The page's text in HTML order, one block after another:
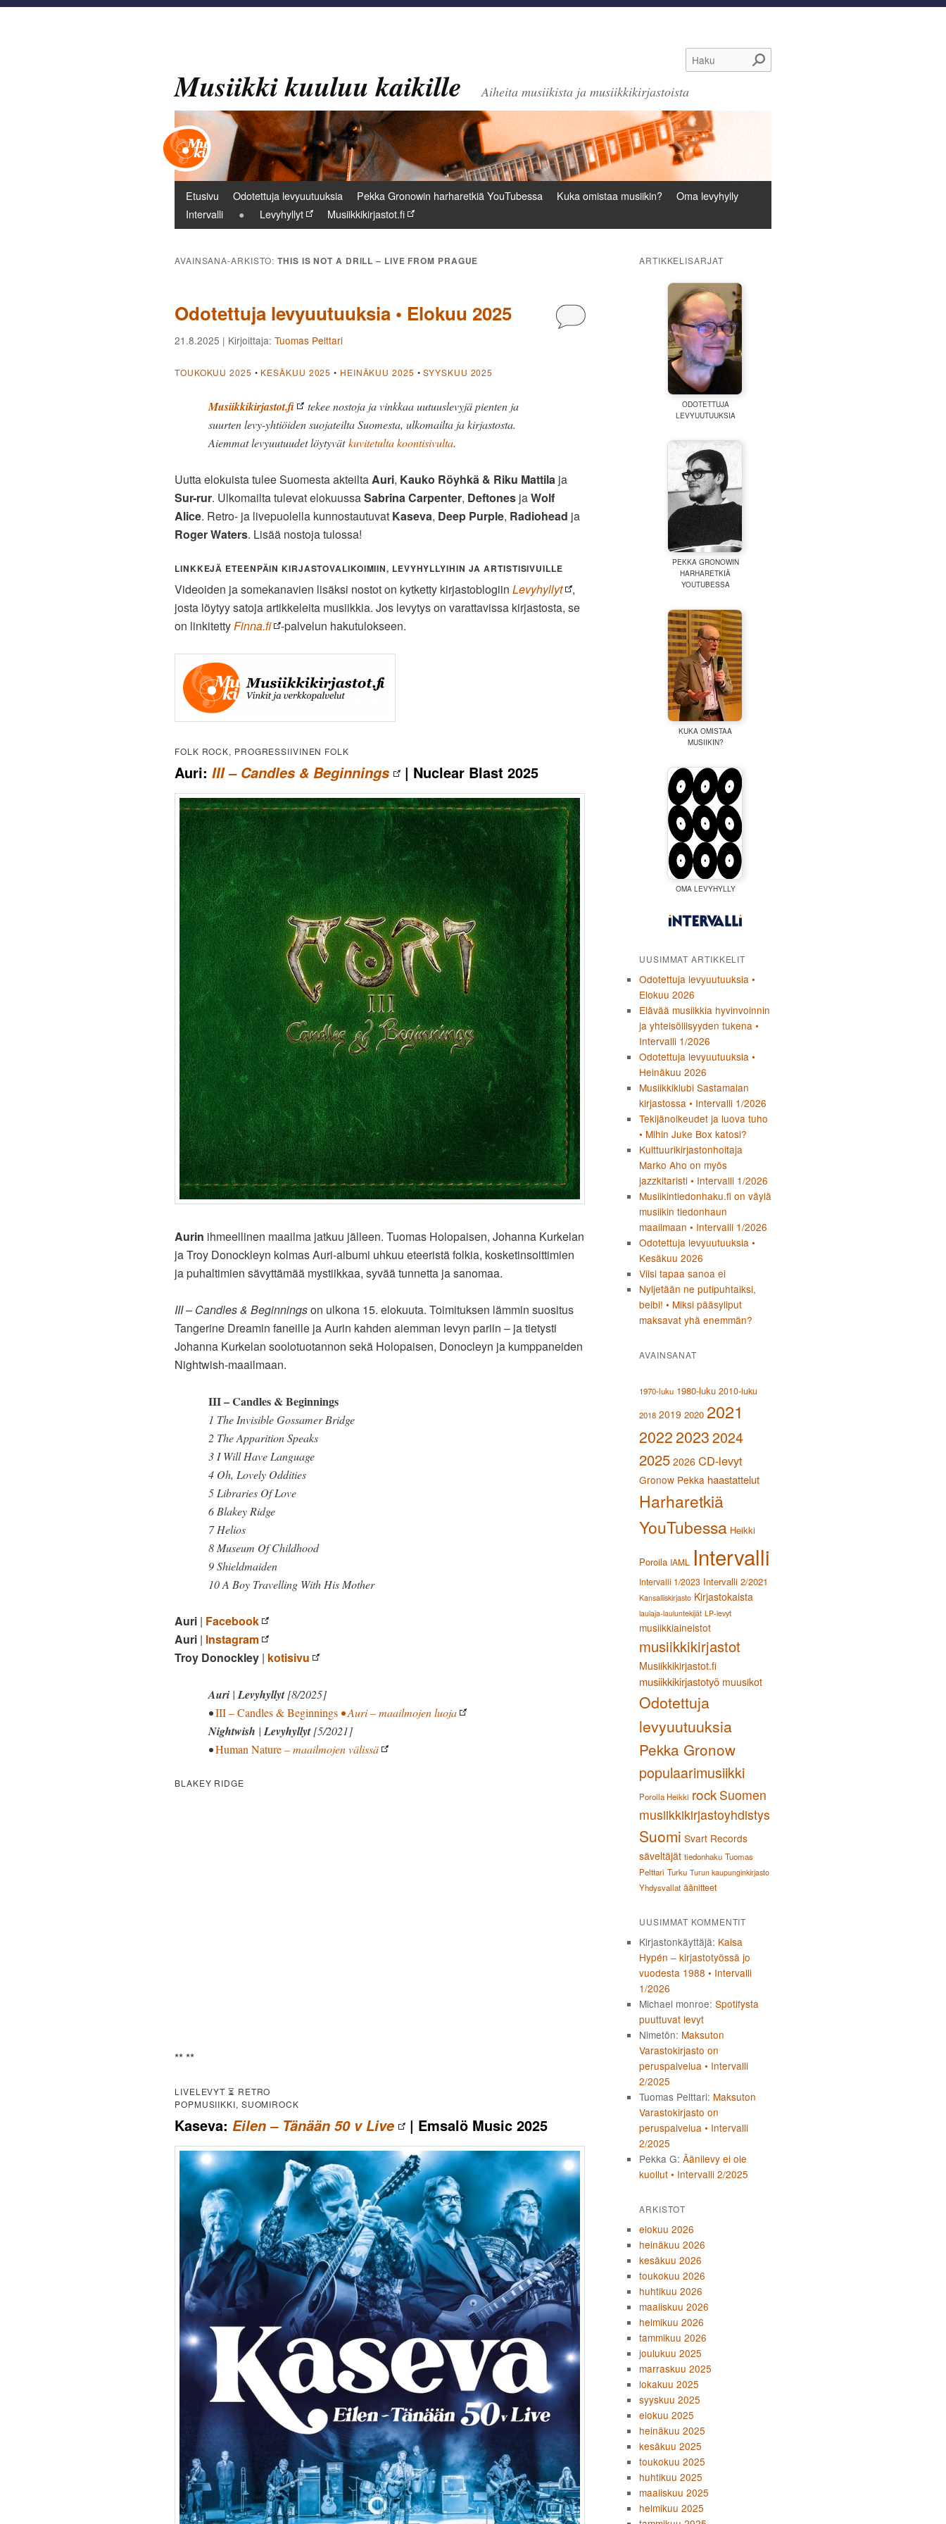
Haku
Musiikki kuuluu kaikille Aiheita musiikista ja musiikkikirjastoista
Päävalikko
Etusivu Odotettuja levyuutuuksia Pekka Gronowin harharetkiä YouTubessa Kuka omistaa musiikin?
Oma levyhylly
Intervalli
Levyhyllyt Musiikkikirjastot.fi
AVAINSANA-ARKISTO:THIS IS NOT A DRILL – LIVE FROM PRAGUE
Odotettuja levyuutuuksia • Elokuu 2025 Kommentoi
21.8.2025 | Kirjoittaja: Tuomas Pelttari
TOUKOKUU 2025 • KESÄKUU 2025 • HEINÄKUU 2025 •SYYSKUU 2025
Musiikkikirjastot.fi
tekee nostoja ja vinkkaa uutuuslevyjä pienten ja
suurten levy-yhtiöiden suojateilta Suomesta, ulkomailta ja kirjastosta.
Aiemmat levyuutuudet löytyvätkuvitetulta koontisivulta.
Uutta elokuista tulee Suomesta akteiltaAuri, Kauko Röyhkä & Riku Mattila ja
Sur-rur. Ulkomailta tulevat elokuussaSabrina Carpenter, Deftones jaWolf
Alice. Retro- ja livepuolella kunnostautuvat Kaseva, Deep Purple, Radiohead ja
Roger Waters. Lisää nostoja tulossa!
LINKKEJÄ ETEENPÄIN KIRJASTOVALIKOIMIIN, LEVYHYLLYIHIN JA ARTISTISIVUILLE
Videoiden ja somekanavien lisäksi nostot on kytketty kirjastoblogiin Levyhyllyt
,
josta löytyy satoja artikkeleita musiikkia. Jos levytys on varattavissa kirjastosta, se
on linkitettyFinna.fi -palvelun hakutulokseen.
FOLK ROCK, PROGRESSIIVINEN FOLK
Auri: III – Candles & Beginnings | Nuclear Blast 2025
Aurin ihmeellinen maailma jatkuu jälleen. Tuomas Holopaisen, Johanna Kurkelan
ja Troy Donockleyn kolmas Auri-albumi uhkuu eteeristä folkia, kosketinsoittimien
ja puhaltimien sävyttämää mystiikkaa, syvää tunnetta ja sanomaa.
III – Candles & Beginningson ulkona 15. elokuuta. Toimituksen lämmin suositus
Tangerine Dreamin faneille ja Aurin kahden aiemman levyn pariin – ja tietysti
Johanna Kurkelan soolotuotannon sekä Holopaisen, Donocleyn ja kumppaneiden
Nightwish-maailmaan.
III – Candles & Beginnings
1 The Invisible Gossamer Bridge
2 The Apparition Speaks
3 I Will Have Language
4 Oh, Lovely Oddities
5 Libraries Of Love
6 Blakey Ridge
7 Helios
8 Museum Of Childhood
9 Shieldmaiden
10 A Boy Travelling With His Mother
Auri | Facebook
Auri | Instagram
Troy Donockley | kotisivu
Auri | Levyhyllyt[8/2025]
•III – Candles & Beginnings • Auri – maailmojen luoja
Nightwish | Levyhyllyt[5/2021]
•Human Nature– maailmojen välissä
BLAKEY RIDGE
** **
LIVELEVYT ⏳ RETRO
POPMUSIIKKI, SUOMIROCK
Kaseva: Eilen – Tänään 50 v Live | Emsalö Music 2025
ARTIKKELISARJAT
ODOTETTUJA
LEVYUUTUUKSIA
PEKKA GRONOWIN
HARHARETKIÄ
YOUTUBESSA
KUKA OMISTAA
MUSIIKIN?
OMA LEVYHYLLY
UUSIMMAT ARTIKKELIT
Odotettuja levyuutuuksia •
Elokuu 2026
Elävää musiikkia hyvinvoinnin
ja yhteisöllisyyden tukena •
Intervalli 1/2026
Odotettuja levyuutuuksia •
Heinäkuu 2026
Musiikkiklubi Sastamalan
kirjastossa • Intervalli 1/2026
Tekijänoikeudet ja luova tuho
• Mihin Juke Box katosi?
Kulttuurikirjastonhoitaja
Marko Aho on myös
jazzkitaristi • Intervalli 1/2026
Musiikintiedonhaku.fi on väylä
musiikin tiedonhaun
maailmaan • Intervalli 1/2026
Odotettuja levyuutuuksia •
Kesäkuu 2026
Viisi tapaa sanoa ei
Nyljetään ne putipuhtaiksi,
beibi! • Miksi pääsyliput
maksavat yhä enemmän?
AVAINSANAT
1970-luku 1980-luku 2010-luku
2018 2019 2020 2021
2022 20232024
2025 2026 CD-levyt
Gronow Pekka haastattelut
Harharetkiä
YouTubessa Heikki
Poroila IAML Intervalli
Intervalli 1/2023 Intervalli 2/2021
Kansalliskirjasto Kirjastokaista
laulaja-lauluntekijät LP-levyt
musiikkiaineistot
musiikkikirjastot
Musiikkikirjastot.fi
musiikkikirjastotyö muusikot
Odotettuja
levyuutuuksia
Pekka Gronow
populaarimusiikki
Poroila Heikki rock Suomen
musiikkikirjastoyhdistys
Suomi Svart Records
säveltäjät tiedonhaku Tuomas
Pelttari Turku Turun kaupunginkirjasto
Yhdysvallat äänitteet
UUSIMMAT KOMMENTIT
Kirjastonkäyttäjä: Kaisa
Hypén – kirjastotyössä jo
vuodesta 1988 • Intervalli
1/2026
Michael monroe: Spotifysta
puuttuvat levyt
Nimetön: Maksuton
Varastokirjasto on
peruspalvelua • Intervalli
2/2025
Tuomas Pelttari: Maksuton
Varastokirjasto on
peruspalvelua • Intervalli
2/2025
Pekka G: Äänilevy ei ole
kuollut • Intervalli 2/2025
ARKISTOT
elokuu 2026
heinäkuu 2026
kesäkuu 2026
toukokuu 2026
huhtikuu 2026
maaliskuu 2026
helmikuu 2026
tammikuu 2026
joulukuu 2025
marraskuu 2025
lokakuu 2025
syyskuu 2025
elokuu 2025
heinäkuu 2025
kesäkuu 2025
toukokuu 2025
huhtikuu 2025
maaliskuu 2025
helmikuu 2025